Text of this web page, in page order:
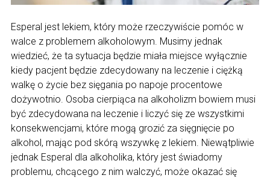
Esperal jest lekiem, który może rzeczywiście pomóc w
walce z problemem alkoholowym. Musimy jednak
wiedzieć, że ta sytuacja będzie miała miejsce wyłącznie
kiedy pacjent będzie zdecydowany na leczenie i ciężką
walkę o życie bez sięgania po napoje procentowe
dożywotnio. Osoba cierpiąca na alkoholizm bowiem musi
być zdecydowana na leczenie i liczyć się ze wszystkimi
konsekwencjami, które mogą grozić za sięgnięcie po
alkohol, mając pod skórą wszywkę z lekiem. Niewątpliwie
jednak Esperal dla alkoholika, który jest świadomy
problemu, chcącego z nim walczyć, może okazać się